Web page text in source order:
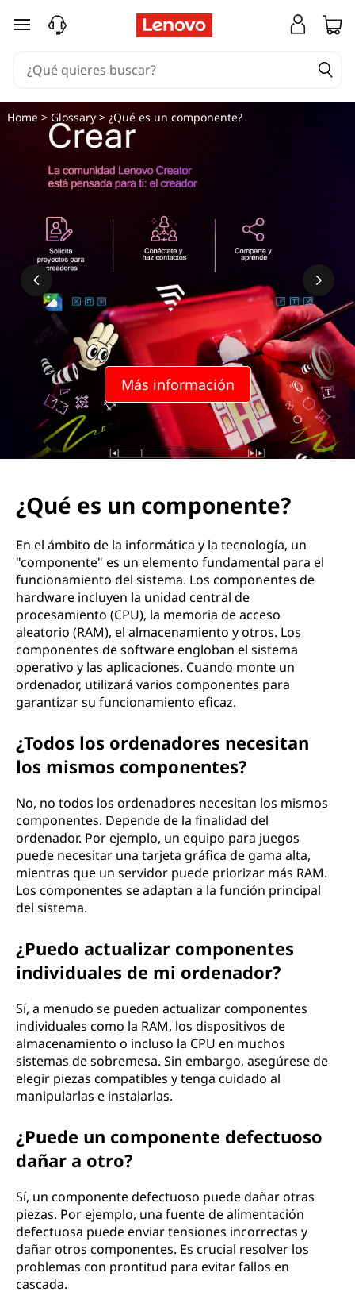
Ir al contenido principal
Más información
Home> Glossary> ¿Qué es un componente?
¿Qué es un componente?
En el ámbito de la informática y la tecnología, un
"componente" es un elemento fundamental para el
funcionamiento del sistema. Los componentes de
hardware incluyen la unidad central de
procesamiento (CPU), la memoria de acceso
aleatorio (RAM), el almacenamiento y otros. Los
componentes de software engloban el sistema
operativo y las aplicaciones. Cuando monte un
ordenador, utilizará varios componentes para
garantizar su funcionamiento eficaz.
¿Todos los ordenadores necesitan
los mismos componentes?
No, no todos los ordenadores necesitan los mismos
componentes. Depende de la finalidad del
ordenador. Por ejemplo, un equipo para juegos
puede necesitar una tarjeta gráfica de gama alta,
mientras que un servidor puede priorizar más RAM.
Los componentes se adaptan a la función principal
del sistema.
¿Puedo actualizar componentes
individuales de mi ordenador?
Sí, a menudo se pueden actualizar componentes
individuales como la RAM, los dispositivos de
almacenamiento o incluso la CPU en muchos
sistemas de sobremesa. Sin embargo, asegúrese de
elegir piezas compatibles y tenga cuidado al
manipularlas e instalarlas.
¿Puede un componente defectuoso
dañar a otro?
Sí, un componente defectuoso puede dañar otras
piezas. Por ejemplo, una fuente de alimentación
defectuosa puede enviar tensiones incorrectas y
dañar otros componentes. Es crucial resolver los
problemas con prontitud para evitar fallos en
cascada.